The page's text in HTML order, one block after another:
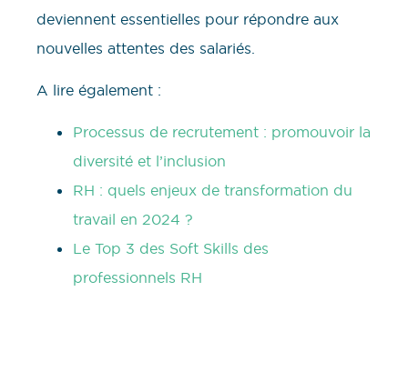
deviennent essentielles pour répondre aux
nouvelles attentes des salariés.
A lire également :
Processus de recrutement : promouvoir la
diversité et l’inclusion
RH : quels enjeux de transformation du
travail en 2024 ?
Le Top 3 des Soft Skills des
professionnels RH